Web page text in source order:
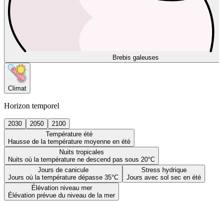
Brebis galeuses
Climat
Horizon temporel
2030 2050
2100
Température été
Hausse de la température moyenne en été
Nuits tropicales
Nuits où la température ne descend pas sous 20°C
Jours de canicule
Jours où la température dépasse 35°C
Stress hydrique
Jours avec sol sec en été
Élévation niveau mer
Élévation prévue du niveau de la mer